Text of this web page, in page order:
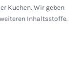
Kuchen. Wir geben
Inhaltsstoffe.